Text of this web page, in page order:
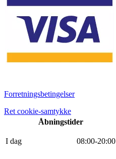
Forretningsbetingelser
Ret cookie-samtykke
Åbningstider
I dag 08:00-20:00